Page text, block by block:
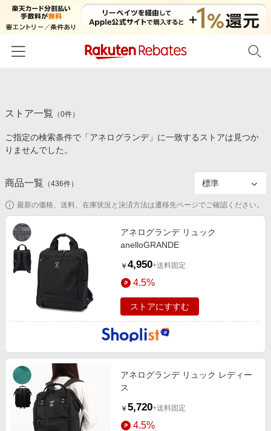
カテゴリー一覧
百貨店・総合ECモール
食品・スイーツ・お酒
コスメ・健康・医薬品
キッズ・ベビー用品
家電・PC・スマホ・カメラ
エンタメ
スポーツ・アウトドア・ゴルフ
旅行・レジャー・ホテル予約
生活・お役立ち
金融・マネー・保険
デジタルコンテンツ
イベント一覧
初回購入者限定特典
対象ストア新規限定特典
新着ストアのご紹介
電子書籍特集
楽天ペイ導入ストア
楽天サービス特集
旅行特集
わくわく夏特集
Apple公式サイト×楽天カード分割払い
Qoo10メガポ
Samsung ボーナスキャンペーン
週末の高還元 夏の長期版
楽天IDでログイン/会員登録
ストア一覧 （0件）
ご指定の検索条件で「アネログランデ」に一致するストアは見つか
りませんでした。
商品一覧 （436件）
最新の価格、送料、在庫状況と決済方法は遷移先ページでご確認ください。
アネログランデ リュック
anelloGRANDE
￥ 4,950+送料固定
4.5%
ストアにすすむ
アネログランデ リュック レディー
ス
￥ 5,720+送料固定
4.5%